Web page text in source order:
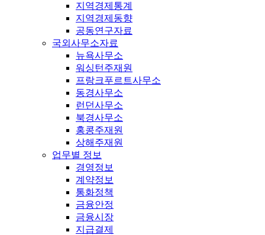
지역경제통계
지역경제동향
공동연구자료
국외사무소자료
뉴욕사무소
워싱턴주재원
프랑크푸르트사무소
동경사무소
런던사무소
북경사무소
홍콩주재원
상해주재원
업무별 정보
경영정보
계약정보
통화정책
금융안정
금융시장
지급결제